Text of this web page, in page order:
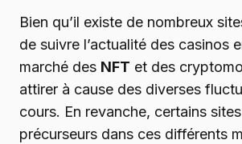
Bien qu’il existe de nombreux
de suivre l’actualité des casinos
marché des NFT et des
attirer à cause des diverses
cours. En revanche, certains
précurseurs dans ces différents